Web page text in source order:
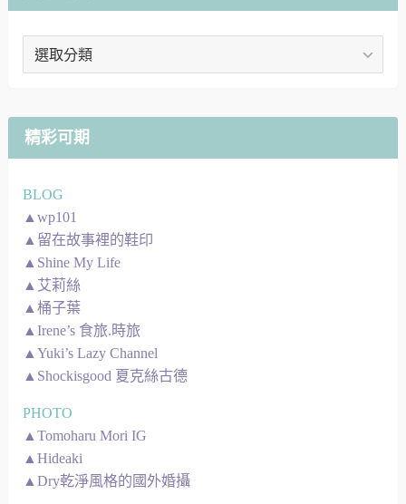
文
精彩可期
BLOG
▲wp101
▲留在故事裡的鞋印
▲Shine My Life
▲艾莉絲
▲桶子葉
▲Irene’s 食旅.時旅
▲Yuki’s Lazy Channel
▲Shockisgood 夏克絲古德
PHOTO
▲Tomoharu Mori IG
▲Hideaki
▲Dry乾淨風格的國外婚攝